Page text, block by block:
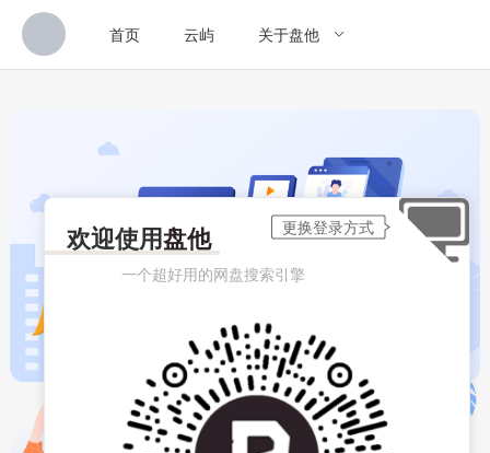
首页 云屿 关于盘他
欢迎使用盘他
一个超好用的网盘搜索引擎